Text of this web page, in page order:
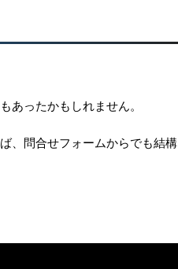
あったかもしれません。
、問合せフォームからでも結構